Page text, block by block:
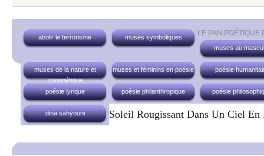
LE PAN POÉTIQUE
abolir le terrorisme
muses symboliques
muses au
muses de la nature et
zoopoétique
muses et féminins en poésie poésie
poésie lyrique poésie philanthropique poésie
dina sahyouni Soleil Rougissant Dans Un Ciel En